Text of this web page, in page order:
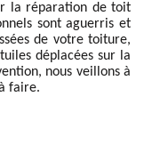
la réparation de toit
sont aguerris et
de votre toiture,
déplacées sur la
nous veillons à
faire.